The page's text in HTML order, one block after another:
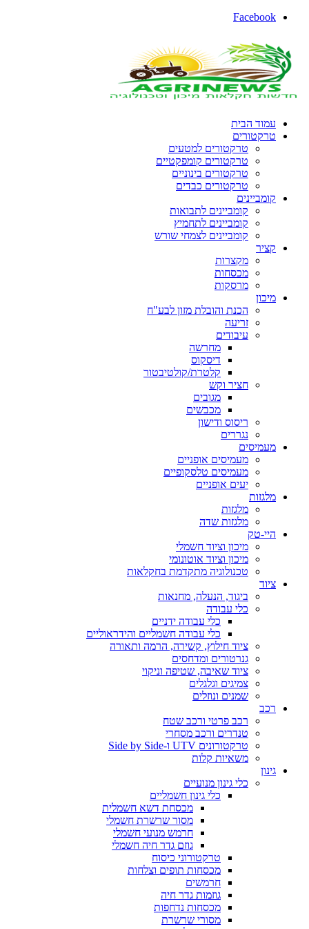
הבית
טרקטורים למטעים
טרקטורים קומפקטיים
טרקטורים בינוניים
טרקטורים כבדים
קומביינים לתבואות
קומביינים לתחמיץ
קומביינים לצמחי שורש
מקצרות
מכסחות
מרסקות
הכנת והובלת מזון לבע"ח
עיבודים
מחרשה
דיסקוס
קלטרת/קולטיבטור
חציר וקש
מגובים
מכבשים
ריסוס ודישון
נגררים
מעמיסים אופניים
מעמיסים טלסקופיים
יעים אופניים
מלגזות
מלגזות שדה
טק
מיכון וציוד חשמלי
מיכון וציוד אוטונומי
טכנולוגיה מתקדמת בחקלאות
ביגוד, הנעלה, מחנאות
כלי עבודה
כלי עבודה ידניים
כלי עבודה חשמליים והידראוליים
ציוד חילוץ, קשירה, הרמה ותאורה
גנרטורים ומדחסים
ציוד שאיבה, שטיפה וניקוי
צמיגים וגלגלים
שמנים ונוזלים
רכב פרטי ורכב שטח
טנדרים ורכב מסחרי
טרקטורונים UTV ו-Side by Side
משאיות קלות
כלי גינון מנועיים
כלי גינון חשמליים
מכסחת דשא חשמלית
מסור שרשרת חשמלי
חרמש מנועי חשמלי
גוזם גדר חיה חשמלי
טרקטורוני כיסוח
מכסחות תופים וצלחות
חרמשים
גוזמות גדר חיה
מכסחות נדחפות
מסורי שרשרת